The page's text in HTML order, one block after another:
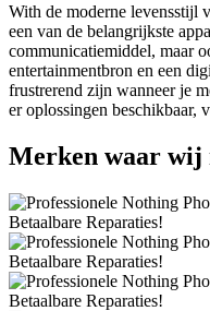
With de moderne levensstijl
een van de belangrijkste
communicatiemiddel, maar
entertainmentbron en een
frustrerend zijn wanneer je
er oplossingen
Merken waar wij